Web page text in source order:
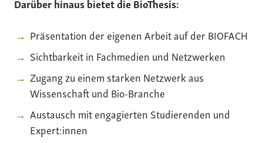
Darüber hinaus bietet die BioThesis:
Präsentation der eigenen Arbeit auf der BIOFACH
Sichtbarkeit in Fachmedien und Netzwerken
Zugang zu einem starken Netzwerk aus
Wissenschaft und Bio-Branche
Austausch mit engagierten Studierenden und
Expert:innen